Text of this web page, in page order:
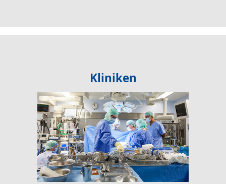
Kliniken